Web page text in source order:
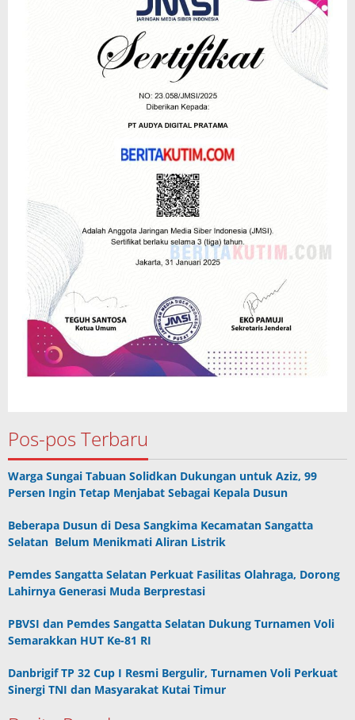
Pos-pos Terbaru
Warga Sungai Tabuan Solidkan Dukungan untuk Aziz, 99
Persen Ingin Tetap Menjabat Sebagai Kepala Dusun
Beberapa Dusun di Desa Sangkima Kecamatan Sangatta
Selatan Belum Menikmati Aliran Listrik
Pemdes Sangatta Selatan Perkuat Fasilitas Olahraga, Dorong
Lahirnya Generasi Muda Berprestasi
PBVSI dan Pemdes Sangatta Selatan Dukung Turnamen Voli
Semarakkan HUT Ke-81 RI
Danbrigif TP 32 Cup I Resmi Bergulir, Turnamen Voli Perkuat
Sinergi TNI dan Masyarakat Kutai Timur